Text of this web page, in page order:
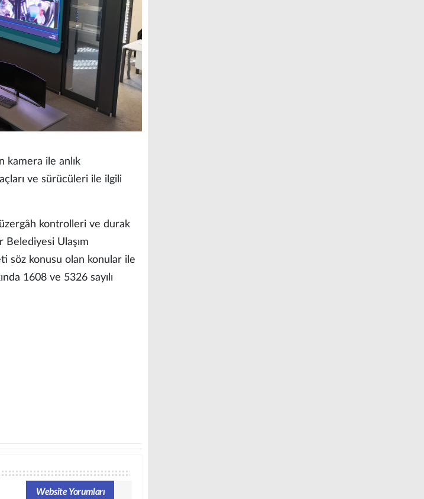
kamera ile anlık
ve sürücüleri ile ilgili
kontrolleri ve durak
Belediyesi Ulaşım
söz konusu olan konular ile
1608 ve 5326 sayılı
Website Yorumları